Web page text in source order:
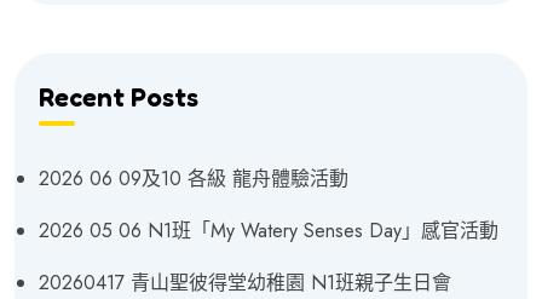
Recent Posts
2026 06 09及10 各級 龍舟體驗活動
2026 05 06 N1班「My Watery Senses Day」感官活動
20260417 青山聖彼得堂幼稚園 N1班親子生日會